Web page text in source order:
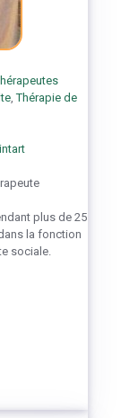
,Thérapie de
plus de 25
la fonction
sociale.